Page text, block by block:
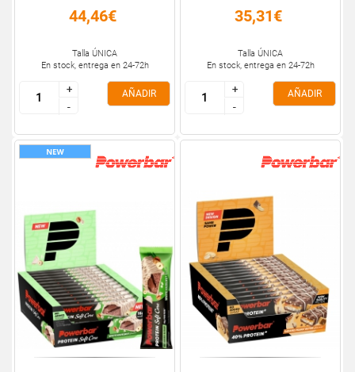
44,46€
Talla ÚNICA
En stock, entrega en 24-72h
+
-
+
-
AÑADIR
35,31€
Talla ÚNICA
En stock, entrega en 24-72h
+
-
+
-
AÑADIR